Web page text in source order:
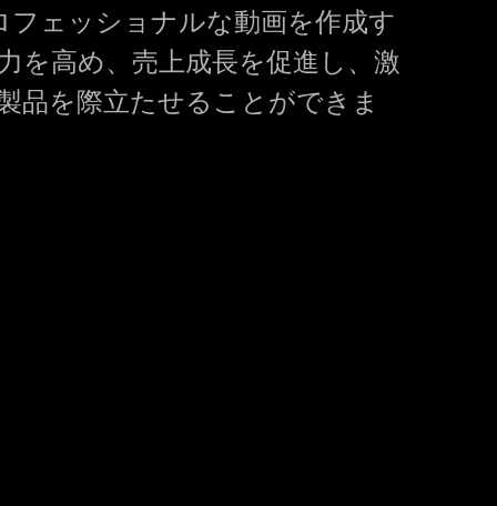
ェッショナルな動画を作成す
を高め、売上成長を促進し、激
品を際立たせることができま